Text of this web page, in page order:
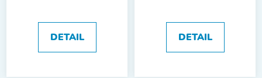
DETAIL DETAIL